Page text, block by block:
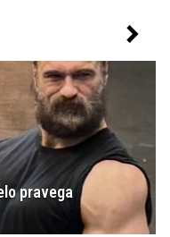
pravega